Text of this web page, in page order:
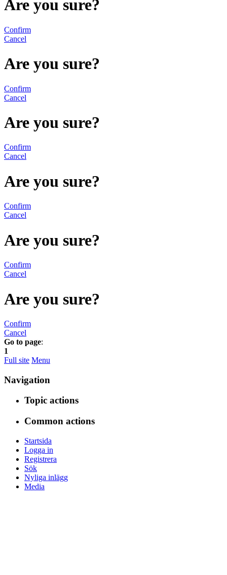
Are you sure?
Confirm
Cancel
Are you sure?
Confirm
Cancel
Are you sure?
Confirm
Cancel
Are you sure?
Confirm
Cancel
Are you sure?
Confirm
Cancel
Are you sure?
Confirm
Cancel
Go to page:
1
Full site Menu
Navigation
Topic actions
Common actions
Startsida
Logga in
Registrera
Sök
Nyliga inlägg
Media